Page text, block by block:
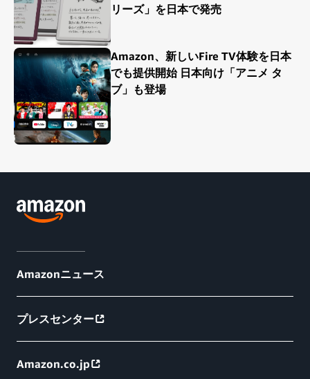
リーズ」を日本で発売
Amazon、新しいFire TV体験を日本
でも提供開始 日本向け「アニメ タ
ブ」も登場
Amazonニュース
プレスセンター
Amazon.co.jp